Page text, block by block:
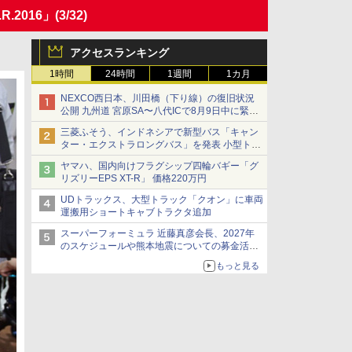
」 (3/32)
アクセスランキング
1時間 24時間 1週間 1カ月
NEXCO西日本、川田橋（下り線）の復旧状況
公開 九州道 宮原SA〜八代ICで8月9日中に緊急
車両を通行可能に
三菱ふそう、インドネシアで新型バス「キャン
ター・エクストラロングバス」を発表 小型トラ
ックベースの観光・旅客輸送向けバス
ヤマハ、国内向けフラグシップ四輪バギー「グ
リズリーEPS XT-R」 価格220万円
UDトラックス、大型トラック「クオン」に車両
運搬用ショートキャブトラクタ追加
スーパーフォーミュラ 近藤真彦会長、2027年
のスケジュールや熊本地震についての募金活動
もっと見る